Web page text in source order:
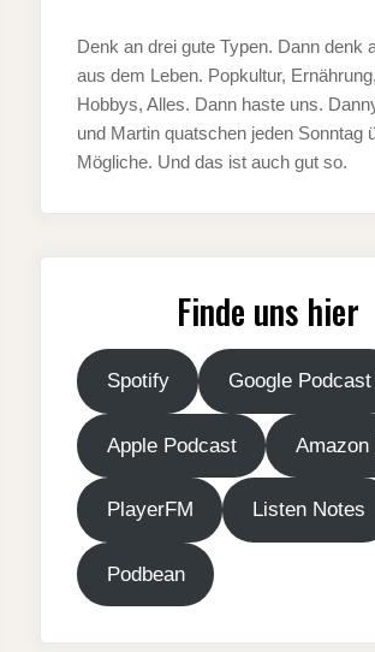
Denk an drei gute Typen. Dann denk
aus dem Leben. Popkultur,
Hobbys, Alles. Dann haste uns.
und Martin quatschen jeden Sonntag
Mögliche. Und das ist auch gut so.
Finde uns hier
Spotify Google Podcast
Apple Podcast Amazon
PlayerFM Listen Notes
Podbean